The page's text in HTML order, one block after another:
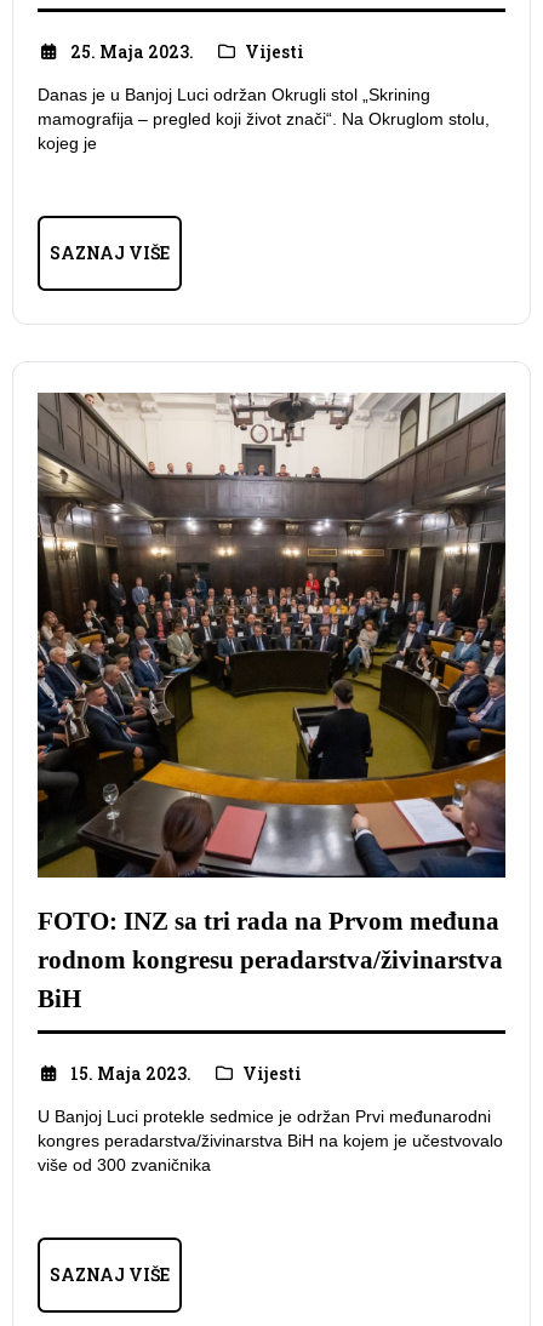
25. Maja 2023. Vijesti
Danas je u Banjoj Luci održan Okrugli stol „Skrining
mamografija – pregled koji život znači“. Na Okruglom stolu,
kojeg je
SAZNAJ VIŠE
FOTO: INZ sa tri rada na Prvom međuna
rodnom kongresu peradarstva/živinarstva
BiH
15. Maja 2023. Vijesti
U Banjoj Luci protekle sedmice je održan Prvi međunarodni
kongres peradarstva/živinarstva BiH na kojem je učestvovalo
više od 300 zvaničnika
SAZNAJ VIŠE